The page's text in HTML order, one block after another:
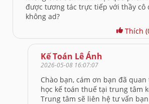
được tương tác trực tiếp với thầy cô
không ad?
Thích
Kế Toán Lê Ánh
2026-05-08 16:07:07
Chào bạn, cám ơn bạn đã
học kế toán thuế tại trung tâm
Trung tâm sẽ liên hệ tư vấn